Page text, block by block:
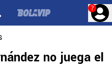
?
no juega el